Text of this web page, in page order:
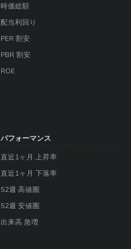
時価総額
配当利回り
PER 割安
PBR 割安
ROE
パフォーマンス
直近1ヶ月 上昇率
直近1ヶ月 下落率
52週 高値圏
52週 安値圏
出来高 急増